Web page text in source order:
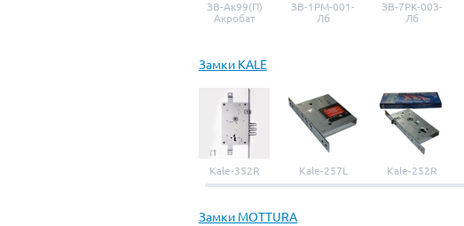
ЗВ-Ак99(П)
Акробат
ЗВ-1РМ-001-
Лб
ЗВ-7РК-003-
Лб
Замки KALE
Kale-352R Kale-257L Kale-252R
Замки MOTTURA